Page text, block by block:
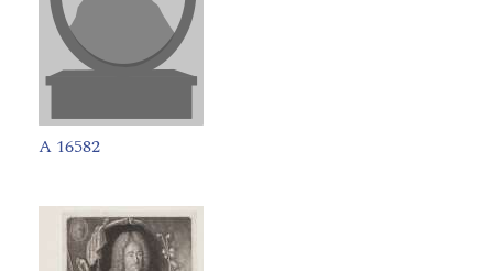
A 16582